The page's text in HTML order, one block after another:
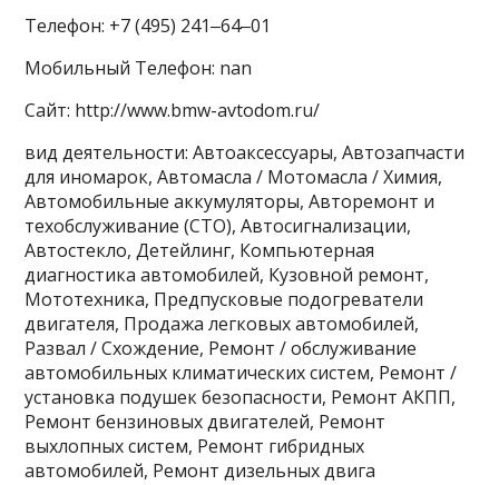
Телефон: +7 (495) 241‒64‒01
Мобильный Телефон: nan
Сайт: http://www.bmw-avtodom.ru/
вид деятельности: Автоаксессуары, Автозапчасти
для иномарок, Автомасла / Мотомасла / Химия,
Автомобильные аккумуляторы, Авторемонт и
техобслуживание (СТО), Автосигнализации,
Автостекло, Детейлинг, Компьютерная
диагностика автомобилей, Кузовной ремонт,
Мототехника, Предпусковые подогреватели
двигателя, Продажа легковых автомобилей,
Развал / Схождение, Ремонт / обслуживание
автомобильных климатических систем, Ремонт /
установка подушек безопасности, Ремонт АКПП,
Ремонт бензиновых двигателей, Ремонт
выхлопных систем, Ремонт гибридных
автомобилей, Ремонт дизельных двига